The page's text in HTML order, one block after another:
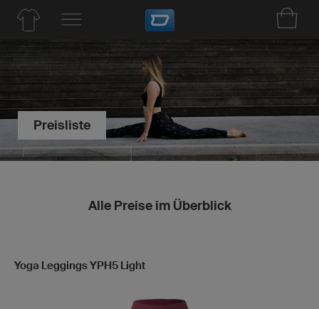
Preisliste
Alle Preise im Überblick
Yoga Leggings YPH5 Light